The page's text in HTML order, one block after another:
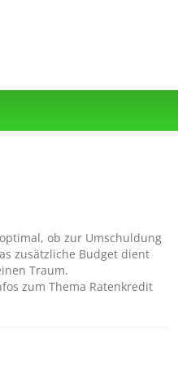
ob zur Umschuldung
zusätzliche Budget dient
Traum.
zum Thema Ratenkredit